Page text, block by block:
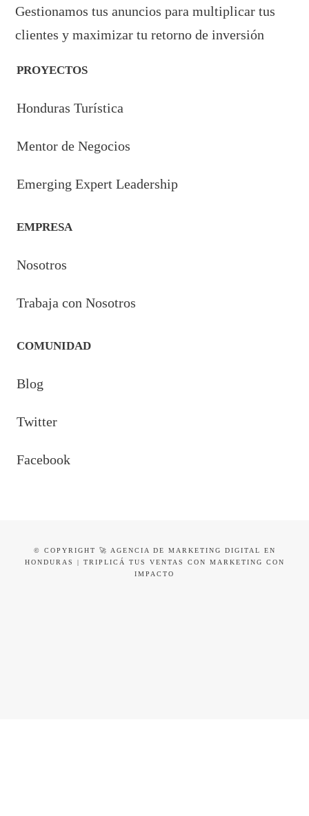
Gestionamos tus anuncios para multiplicar tus
clientes y maximizar tu retorno de inversión
PROYECTOS
Honduras Turística
Mentor de Negocios
Emerging Expert Leadership
EMPRESA
Nosotros
Trabaja con Nosotros
COMUNIDAD
Blog
Twitter
Facebook
© COPYRIGHT 🚀 AGENCIA DE MARKETING DIGITAL EN
HONDURAS | TRIPLICÁ TUS VENTAS CON MARKETING CON
IMPACTO